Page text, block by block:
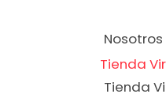
Nosotros
Tienda
Tienda